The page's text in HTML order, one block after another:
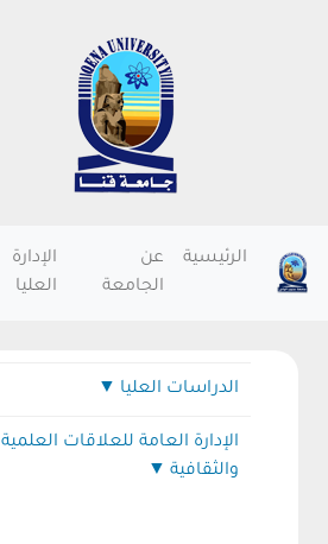
الرئيسية
عن
الجامعة
الإدارة
العليا
الدراسات العليا
أخبار الدراسات العليا
الإدارة العامة للعلاقات العلمية
والثقافية